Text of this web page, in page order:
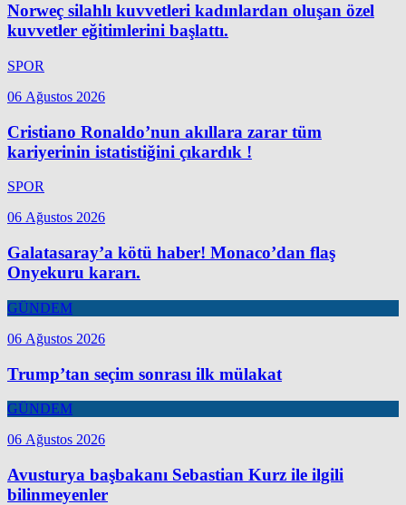
Norweç silahlı kuvvetleri kadınlardan oluşan özel
kuvvetler eğitimlerini başlattı.
SPOR
06 Ağustos 2026
Cristiano Ronaldo’nun akıllara zarar tüm
kariyerinin istatistiğini çıkardık !
SPOR
06 Ağustos 2026
Galatasaray’a kötü haber! Monaco’dan flaş
Onyekuru kararı.
GÜNDEM
06 Ağustos 2026
Trump’tan seçim sonrası ilk mülakat
GÜNDEM
06 Ağustos 2026
Avusturya başbakanı Sebastian Kurz ile ilgili
bilinmeyenler